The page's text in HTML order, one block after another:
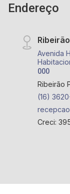
Endereço
Avenida
000
Ribeirão
(16)
Creci: